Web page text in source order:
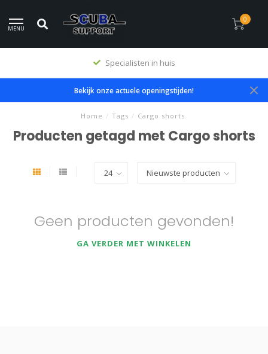
MENU
0
Specialisten in huis
Bekijk onze actuele openingstijden!
Home / Tags / Cargo shorts
Producten getagd met Cargo shorts
Geen producten gevonden!
GA VERDER MET WINKELEN